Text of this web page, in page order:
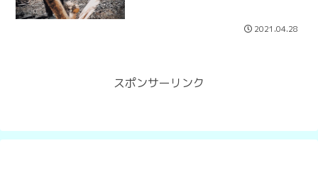
2021.04.28
スポンサーリンク